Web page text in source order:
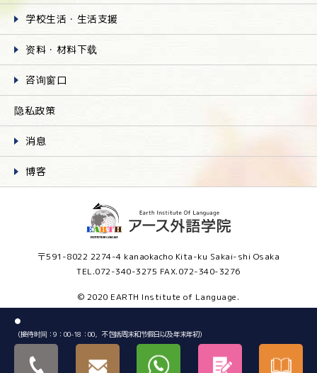
学校生活・生活支援
资料・材料下载
咨询窗口
隐私政策
消息
博客
〒591-8022 2274-4 kanaokacho Kita-ku Sakai-shi Osaka
TEL.072-340-3275 FAX.072-340-3276
© 2020 EARTH Institute of Language.
●
（接待时间：9：00-18：00，不包括周末和节假日以及年末年初）